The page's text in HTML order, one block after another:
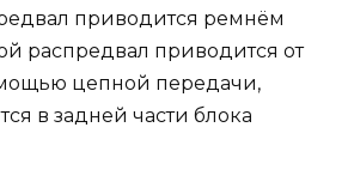
приводится ремнём
распредвал приводится от
цепной передачи,
в задней части блока